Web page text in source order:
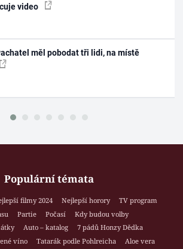
video
měl pobodat tři lidi, na místě
Populární témata
filmy 2024 Nejlepší horory
TV program
Partie Počasí
Kdy budou volby
Auto – katalog
7 pádů Honzy Dědka
víno Tatarák podle Pohlreicha
Aloe vera